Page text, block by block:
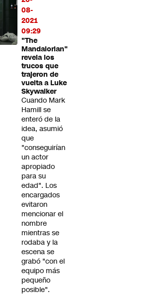
08-
2021
09:29
"The
Mandalorian"
revela los
trucos que
trajeron de
vuelta a Luke
Skywalker
Cuando Mark
Hamill se
enteró de la
idea, asumió
que
"conseguirían
un actor
apropiado
para su
edad". Los
encargados
evitaron
mencionar el
nombre
mientras se
rodaba y la
escena se
grabó "con el
equipo más
pequeño
posible".